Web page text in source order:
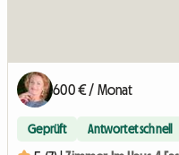
600 € / Monat
Geprüft Antwortet schnell